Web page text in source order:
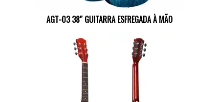
AGT-03 38″ GUITARRA ESFREGADA À MÃO